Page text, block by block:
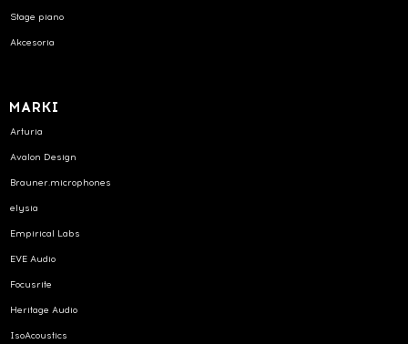
Stage piano
Akcesoria
MARKI
Arturia
Avalon Design
Brauner.microphones
elysia
Empirical Labs
EVE Audio
Focusrite
Heritage Audio
IsoAcoustics